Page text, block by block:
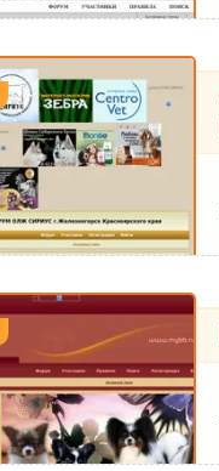
2009-01-12
2007-02-02